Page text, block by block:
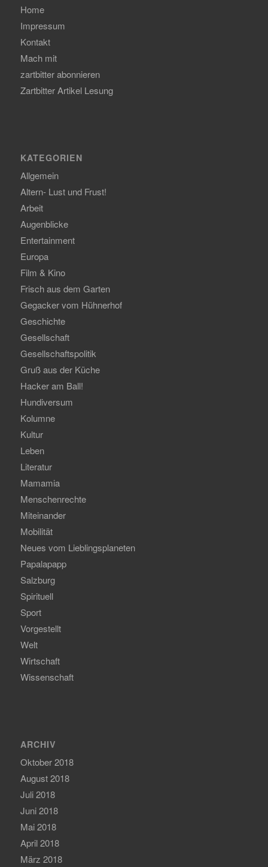
Home
Impressum
Kontakt
Mach mit
zartbitter abonnieren
Zartbitter Artikel Lesung
KATEGORIEN
Allgemein
Altern- Lust und Frust!
Arbeit
Augenblicke
Entertainment
Europa
Film & Kino
Frisch aus dem Garten
Gegacker vom Hühnerhof
Geschichte
Gesellschaft
Gesellschaftspolitik
Gruß aus der Küche
Hacker am Ball!
Hundiversum
Kolumne
Kultur
Leben
Literatur
Mamamia
Menschenrechte
Miteinander
Mobilität
Neues vom Lieblingsplaneten
Papalapapp
Salzburg
Spirituell
Sport
Vorgestellt
Welt
Wirtschaft
Wissenschaft
ARCHIV
Oktober 2018
August 2018
Juli 2018
Juni 2018
Mai 2018
April 2018
März 2018